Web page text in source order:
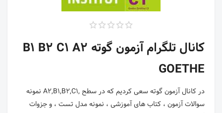
کانال تلگرام آزمون گوته B1 B2 C1 A2
GOETHE
در كانال آزمون گوته سعى كرديم كه در سطح ,A2,B1,B2,C1 نمونه
سوالات آزمون ، كتاب هاى آموزشى ، نمونه مدل تست ، و جزوات